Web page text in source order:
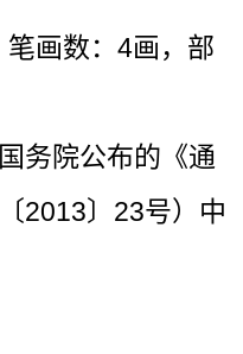
笔画数：4画，部
务院公布的《通
2013〕23号）中